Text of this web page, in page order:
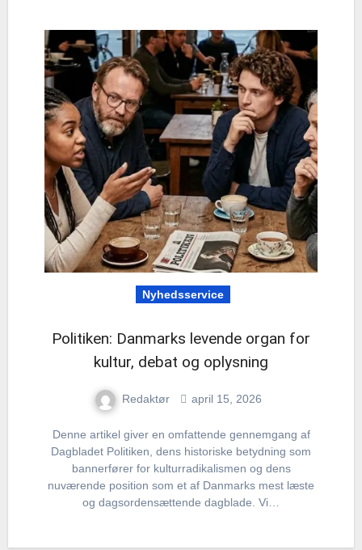
Nyhedsservice
Politiken: Danmarks levende organ for
kultur, debat og oplysning
Redaktør april 15, 2026
Denne artikel giver en omfattende gennemgang af
Dagbladet Politiken, dens historiske betydning som
bannerfører for kulturradikalismen og dens
nuværende position som et af Danmarks mest læste
og dagsordensættende dagblade. Vi…